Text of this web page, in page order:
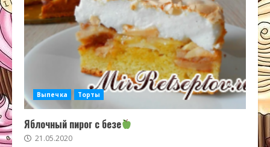
Выпечка Торты
Яблочный пирог с безе
21.05.2020